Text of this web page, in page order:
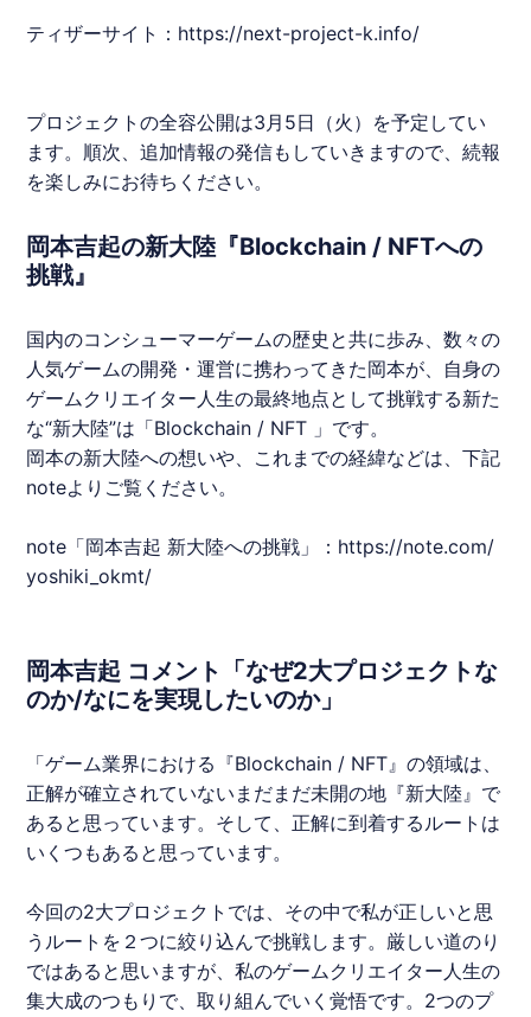
ティザーサイト： https://next-project-k.info/
プロジェクトの全容公開は3月5日（火）を予定してい
ます。順次、追加情報の発信もしていきますので、続報
を楽しみにお待ちください。
岡本吉起の新大陸『Blockchain / NFTへの
挑戦』
国内のコンシューマーゲームの歴史と共に歩み、数々の
人気ゲームの開発・運営に携わってきた岡本が、自身の
ゲームクリエイター人生の最終地点として挑戦する新た
な“新大陸”は「Blockchain / NFT 」です。
岡本の新大陸への想いや、これまでの経緯などは、下記
noteよりご覧ください。
note「岡本吉起 新大陸への挑戦」： https://note.com/
yoshiki_okmt/
岡本吉起 コメント「なぜ2大プロジェクトな
のか/なにを実現したいのか」
「ゲーム業界における『Blockchain / NFT』の領域は、
正解が確立されていないまだまだ未開の地『新大陸』で
あると思っています。そして、正解に到着するルートは
いくつもあると思っています。
今回の2大プロジェクトでは、その中で私が正しいと思
うルートを２つに絞り込んで挑戦します。厳しい道のり
ではあると思いますが、私のゲームクリエイター人生の
集大成のつもりで、取り組んでいく覚悟です。2つのプ